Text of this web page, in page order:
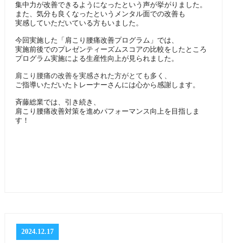
集中力が改善できるようになったという声が挙がりました。
また、気分も良くなったというメンタル面での改善も
実感していただいている方もいました。
今回実施した「肩こり腰痛改善プログラム」では、
実施前後でのプレゼンティーズムスコアの比較をしたところ
プログラム実施による生産性向上が見られました。
肩こり腰痛の改善を実感された方がとても多く、
ご指導いただいたトレーナーさんには心から感謝します。
斉藤総業では、引き続き、
肩こり腰痛改善対策を進めパフォーマンス向上を目指しま
す！
2024.12.17